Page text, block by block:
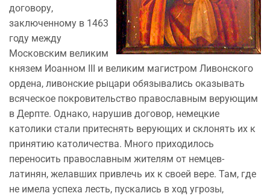
договору,
заключенному в 1463
году между
Московским великим
князем Иоанном III и великим магистром Ливонского
ордена, ливонские рыцари обязывались оказывать
всяческое покровительство православным верующим
в Дерпте. Однако, нарушив договор, немецкие
католики стали притеснять верующих и склонять их к
принятию католичества. Много приходилось
переносить православным жителям от немцев-
латинян, желавших привлечь их к своей вере. Там, где
не имела успеха лесть, пускались в ход угрозы,